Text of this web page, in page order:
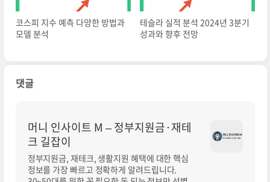
코스피 지수 예측 다양한 방법과
모델 분석
테슬라 실적 분석 2024년 3분기
성과와 향후 전망
댓글
머니 인사이트 M – 정부지원금·재테
크 길잡이
정부지원금, 재테크, 생활지원 혜택에 대한 핵심
정보를 가장 빠르고 정확하게 알려드립니다.